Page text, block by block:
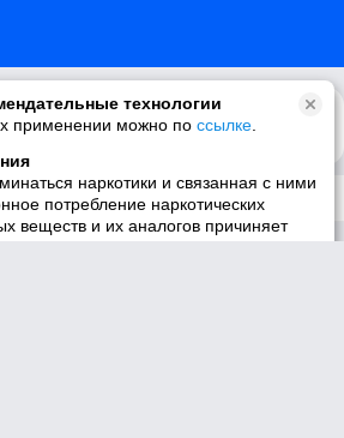
технологии
применении можно по ссылке
наркотики и связанная с ними
потребление наркотических
веществ и их аналогов причиняет